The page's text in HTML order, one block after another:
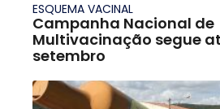
ESQUEMA VACINAL
Campanha Nacional de
Multivacinação segue
setembro